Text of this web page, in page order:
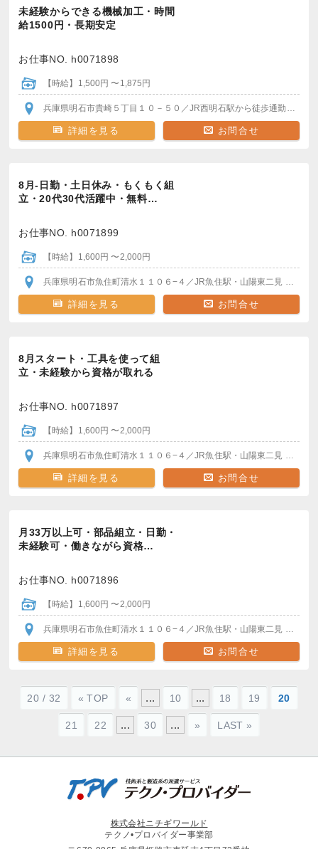
未経験からできる機械加工・時間
給1500円・長期安定
お仕事NO. h0071898
【時給】1,500円 〜1,875円
兵庫県明石市貴崎５丁目１０－５０ ／JR西明石駅から徒歩通勤可
詳細を見る お問合せ
8月-日勤・土日休み・もくもく組
立・20代30代活躍中・無料…
お仕事NO. h0071899
【時給】1,600円 〜2,000円
兵庫県明石市魚住町清水１１０６−４ ／JR魚住駅・山陽東二見 各駅か
詳細を見る お問合せ
8月スタート・工具を使って組
立・未経験から資格が取れる
お仕事NO. h0071897
【時給】1,600円 〜2,000円
兵庫県明石市魚住町清水１１０６−４ ／JR魚住駅・山陽東二見 各駅か
詳細を見る お問合せ
月33万以上可・部品組立・日勤・
未経験可・働きながら資格…
お仕事NO. h0071896
【時給】1,600円 〜2,000円
兵庫県明石市魚住町清水１１０６−４ ／JR魚住駅・山陽東二見 各駅か
詳細を見る お問合せ
20 / 32 « TOP « ... 10 ... 18 19 20
21 22 ... 30 ... » LAST »
株式会社ニチギワールド
テクノ•プロバイダー事業部